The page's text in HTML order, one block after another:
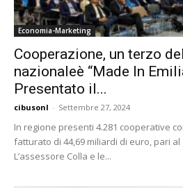
Economia-Marketing
Cooperazione, un terzo
nazionaleè “Made In
Presentato il...
cibusonl - Settembre 27, 2024
In regione presenti 4.281 cooperative
fatturato di 44,69 miliardi di euro, pari al
L’assessore Colla e le...